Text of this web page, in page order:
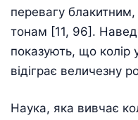
перевагу
тонам [11, 96].
показують, що колір
відіграє величезну
Наука, яка вивчає